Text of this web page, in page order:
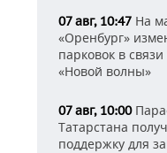
07 авг, 10:47 На
«Оренбург»
парковок в
«Новой волны»
07 авг, 10:00
Татарстана
поддержку для